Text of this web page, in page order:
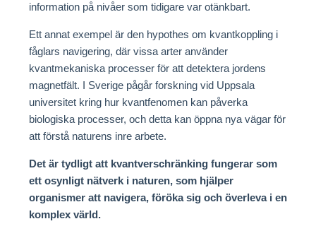
information på nivåer som tidigare var otänkbart.
Ett annat exempel är den hypothes om kvantkoppling i
fåglars navigering, där vissa arter använder
kvantmekaniska processer för att detektera jordens
magnetfält. I Sverige pågår forskning vid Uppsala
universitet kring hur kvantfenomen kan påverka
biologiska processer, och detta kan öppna nya vägar för
att förstå naturens inre arbete.
Det är tydligt att kvantverschränking fungerar som
ett osynligt nätverk i naturen, som hjälper
organismer att navigera, föröka sig och överleva i en
komplex värld.